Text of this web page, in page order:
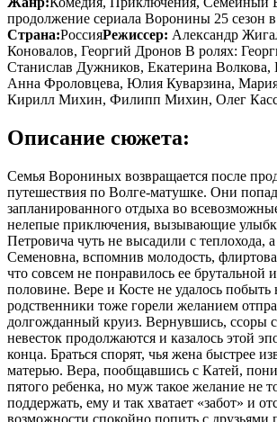
продолжение сериала Воронины 25 сезон
Страна:РоссияРежиссер: Александр
Коновалов, Георгий Дронов В ролях:
Станислав Дужников, Екатерина
Анна Фроловцева, Юлия Куварзина,
Кирилл Михин, Филипп Михин, Олег
Описание сюжета:
Семья Ворониных возвращается после
путешествия по Волге-матушке. Они
запланированного отдыха во
нелепые приключения, вызывающие
Петровича чуть не высадили с теплохода,
Семеновна, вспомнив молодость,
что совсем не понравилось ее брутальной и
половине. Вере и Косте не удалось побыть
родственники тоже горели желанием
долгожданный круиз. Вернувшись, ссоры
невесток продолжаются и казалось этой
конца. Браться спорят, чья жена быстрее
матерью. Вера, пообщавшись с Катей,
пятого ребенка, но муж такое желание не
поддержать, ему и так хватает «забот» и
возможности спокойно попить с друзьями